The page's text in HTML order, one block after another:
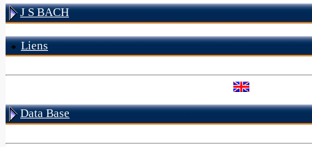
J S BACH
Liens
Data Base